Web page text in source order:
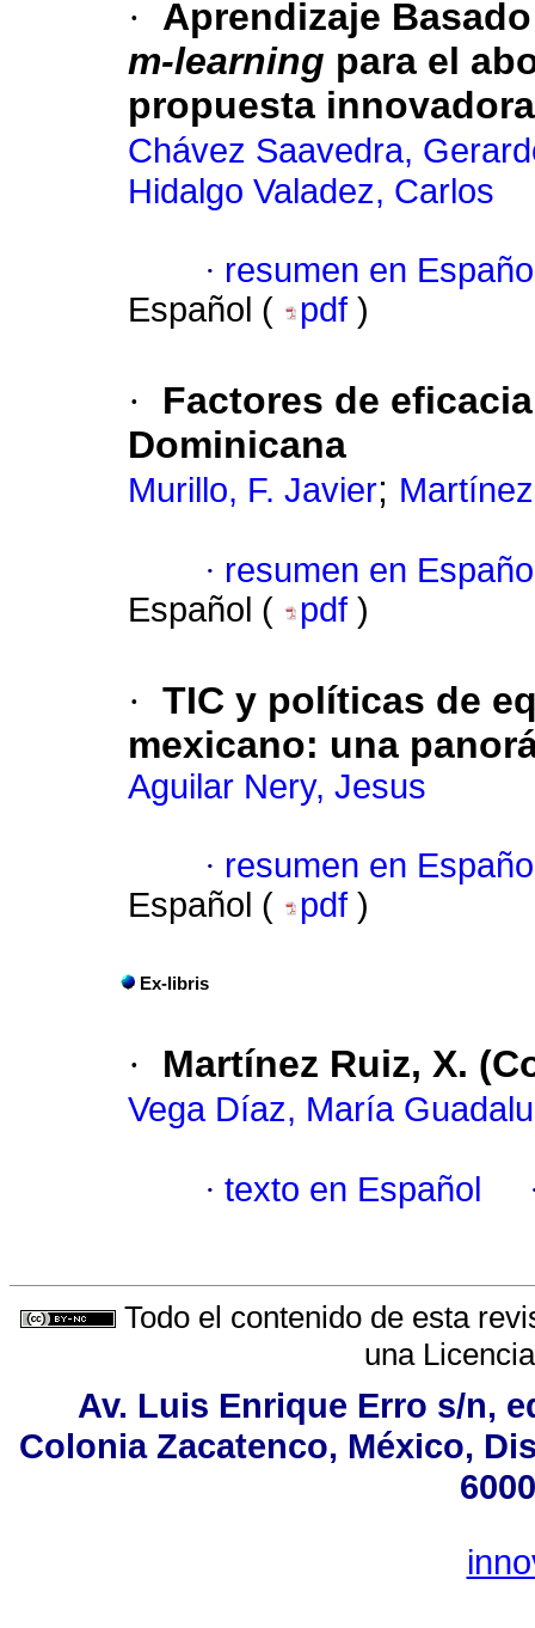
·
Aprendizaje
m-learning para el
propuesta
Chávez Saavedra,
Hidalgo Valadez, Carlos
· resumen en
Español (
pdf )
·
Factores de
Dominicana
Murillo, F. Javier;
· resumen en
Español (
pdf )
· TIC y políticas de
mexicano: una
Aguilar Nery, Jesus
· resumen en
Español (
pdf )
Ex-libris
· Martínez Ruiz, X.
Vega Díaz, María
· texto en Español
Todo el contenido de esta
una
Av. Luis Enrique Erro s/n,
Colonia Zacatenco, México,